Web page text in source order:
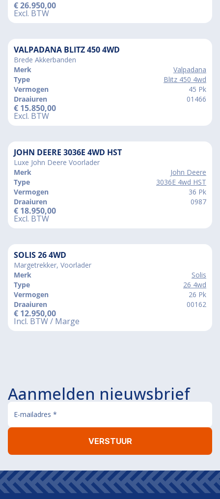
€26.950,00
Excl. BTW
VALPADANA BLITZ 450 4WD
Brede Akkerbanden
Merk
Valpadana
Type
Blitz 450 4wd
Vermogen
45 Pk
Draaiuren
01466
€ 15.850,00
Excl. BTW
JOHN DEERE 3036E 4WD HST
Luxe John Deere Voorlader
Merk
John Deere
Type
3036E 4wd HST
Vermogen
36 Pk
Draaiuren
0987
€ 18.950,00
Excl. BTW
SOLIS 26 4WD
Margetrekker, Voorlader
Merk
Solis
Type
26 4wd
Vermogen
26 Pk
Draaiuren
00162
€ 12.950,00
Incl. BTW / Marge
Aanmelden nieuwsbrief